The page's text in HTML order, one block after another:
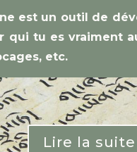
est un outil de
qui tu es vraiment
etc.
Lire la suite